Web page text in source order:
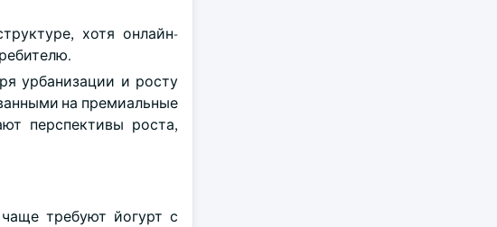
хотя онлайн-
урбанизации и росту
на премиальные
перспективы роста,
требуют йогурт с